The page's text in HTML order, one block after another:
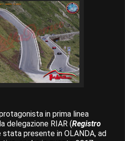
in prima linea
delegazione RIAR (Registro
stata presente in OLANDA, ad